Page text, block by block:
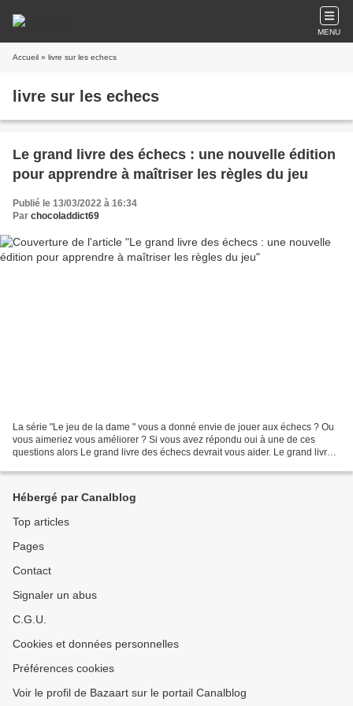
MENU
Accueil » livre sur les echecs
livre sur les echecs
Le grand livre des échecs : une nouvelle édition
pour apprendre à maîtriser les règles du jeu
Publié le 13/03/2022 à 16:34
Par chocoladdict69
La série "Le jeu de la dame " vous a donné envie de jouer aux échecs ? Ou
vous aimeriez vous améliorer ? Si vous avez répondu oui à une de ces
questions alors Le grand livre des échecs devrait vous aider. Le grand livre
Hébergé par Canalblog
Top articles
Pages
Contact
Signaler un abus
C.G.U.
Cookies et données personnelles
Préférences cookies
Voir le profil de Bazaart sur le portail Canalblog